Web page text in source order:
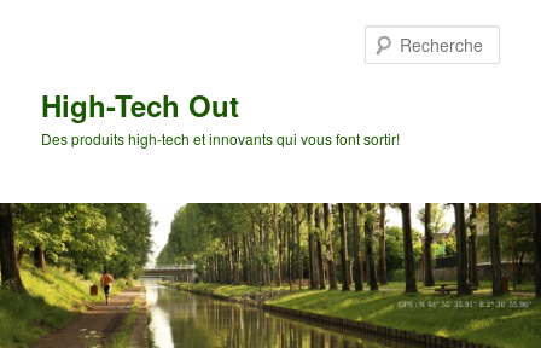
High-Tech Out
Des produits high-tech et innovants qui vous font sortir!